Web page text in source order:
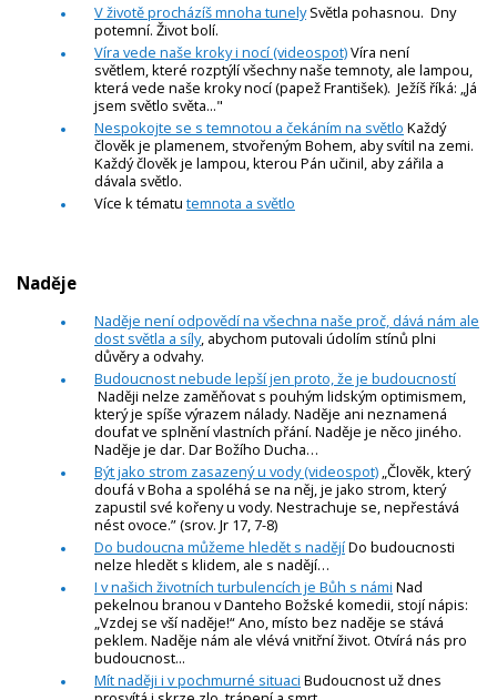
V životě procházíš mnoha tunelySvětla pohasnou. Dny
potemní. Život bolí.
Víra vede naše kroky i nocí (videospot)Víra není
světlem, které rozptýlí všechny naše temnoty, ale lampou,
která vede naše kroky nocí (papež František). Ježíš říká: „Já
jsem světlo světa..."
Nespokojte se s temnotou a čekáním na světlo Každý
člověk je plamenem, stvořeným Bohem, aby svítil na zemi.
Každý člověk je lampou, kterou Pán učinil, aby zářila a
dávala světlo.
Více k tématu temnota a světlo
Naděje
Naděje není odpovědí na všechna naše proč, dává nám ale
dost světla a síly, abychom putovali údolím stínů plni
důvěry a odvahy.
Budoucnost nebude lepší jen proto, že je budoucností
Naději nelze zaměňovat s pouhým lidským optimismem,
který je spíše výrazem nálady. Naděje ani neznamená
doufat ve splnění vlastních přání. Naděje je něco jiného.
Naděje je dar. Dar Božího Ducha…
Být jako strom zasazený u vody (videospot) „Člověk, který
doufá v Boha a spoléhá se na něj, je jako strom, který
zapustil své kořeny u vody. Nestrachuje se, nepřestává
nést ovoce.” (srov. Jr 17, 7-8)
Do budoucna můžeme hledět s nadějíDo budoucnosti
nelze hledět s klidem, ale s nadějí…
I v našich životních turbulencích je Bůh s námi Nad
pekelnou branou v Danteho Božské komedii, stojí nápis:
„Vzdej se vší naděje!“ Ano, místo bez naděje se stává
peklem. Naděje nám ale vlévá vnitřní život. Otvírá nás pro
budoucnost...
Mít naději i v pochmurné situaci Budoucnost už dnes